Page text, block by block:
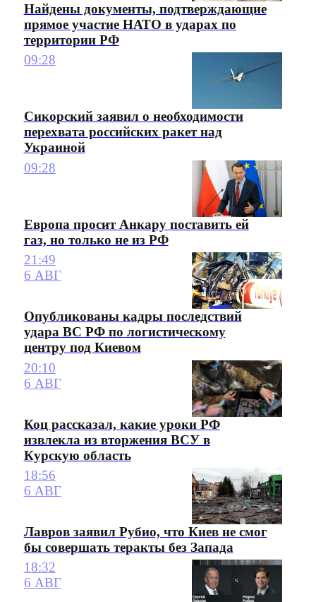
Найдены документы, подтверждающие
прямое участие НАТО в ударах по
территории РФ
09:28
Сикорский заявил о необходимости
перехвата российских ракет над
Украиной
09:28
Европа просит Анкару поставить ей
газ, но только не из РФ
21:49
6 АВГ
Опубликованы кадры последствий
удара ВС РФ по логистическому
центру под Киевом
20:10
6 АВГ
Коц рассказал, какие уроки РФ
извлекла из вторжения ВСУ в
Курскую область
18:56
6 АВГ
Лавров заявил Рубио, что Киев не смог
бы совершать теракты без Запада
18:32
6 АВГ